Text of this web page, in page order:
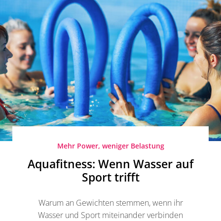
Mehr Power, weniger Belastung
Aquafitness: Wenn Wasser auf
Sport trifft
Warum an Gewichten stemmen, wenn ihr
Wasser und Sport miteinander verbinden